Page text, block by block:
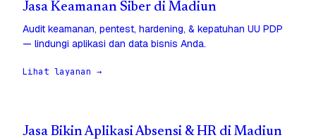
Jasa Keamanan Siber di Madiun
Audit keamanan, pentest, hardening, & kepatuhan UU PDP
— lindungi aplikasi dan data bisnis Anda.
Lihat layanan →
Jasa Bikin Aplikasi Absensi & HR di Madiun